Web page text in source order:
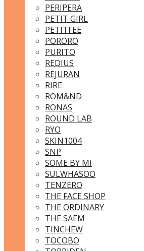
PERIPERA
PETIT GIRL
PETITFEE
PORORO
PURITO
REDIUS
REJURAN
RIRE
ROM&ND
RONAS
ROUND LAB
RYO
SKIN1004
SNP
SOME BY MI
SULWHASOO
TENZERO
THE FACE SHOP
THE ORDINARY
THE SAEM
TINCHEW
TOCOBO